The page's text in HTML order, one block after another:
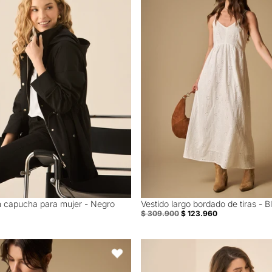
capucha para mujer - Negro 60% Off
Vestido largo bordado de tiras -
$ 309.900 $ 123.960
larga con bordado en pecho y puño - Blanco
Favoritos
Camisa manga sisa de diseño